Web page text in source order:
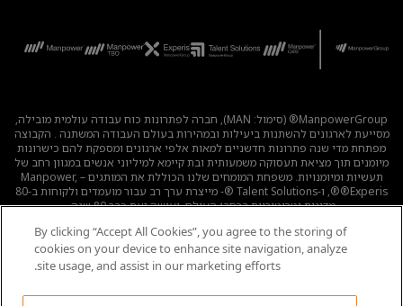
ManpowerGroup® (סימול: MAN), חברה לפתרונות כוח עבודה עולמית מובילה,
מסייעת לארגונים להשתנות ביעילות ובמהירות בעולם העבודה המשתנה . הקבוצה
מפתחת מדי שנה פתרונות חדשניים למאות אלפי ארגונים ומספקת להם כישרונות
מיומנים תוך מציאת תעסוקה משמעותית ובת קיימא למיליוני אנשים במגוון רחב של
תעשיות ומיומנויות. משפחת המומחים שלנו הכוללת את המותגים – Manpower,
®Experis®, ו-Talent Solutions ®- מייצרת ערך רב עבור מועמדים ולקוחות ב-80
מדינות וטריטוריות ברחבי העולם, ועושה זאת כבר 80 שנה.
לכל המשרות | מדיניות הפרטיות | תנאי השימוש | נגישות
קוד אתי
|
By clicking “Accept All Cookies”, you agree to the storing of
cookies on your device to enhance site navigation, analyze
site usage, and assist in our marketing efforts.